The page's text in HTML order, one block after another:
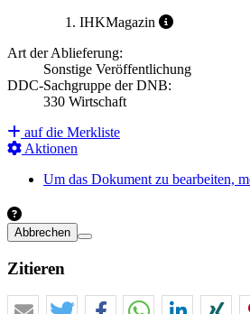
IHKMagazin
Art der Ablieferung:
Sonstige Veröffentlichung
DDC-Sachgruppe der DNB:
330 Wirtschaft
auf die Merkliste
Aktionen
Um das Dokument zu bearbeiten,
Abbrechen
Zitieren